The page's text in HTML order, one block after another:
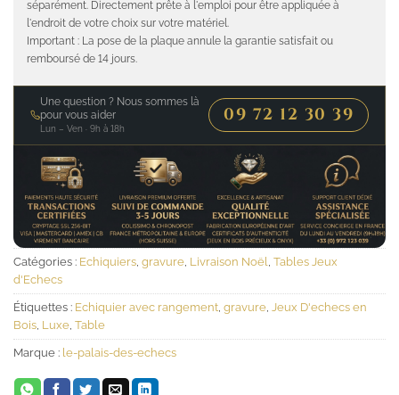
séparément. Directement prête à l'emploi pour être appliquée à
l'endroit de votre choix sur votre matériel.
Important : La pose de la plaque annule la garantie satisfait ou
remboursé de 14 jours.
Une question ? Nous sommes là
pour vous aider
Lun – Ven · 9h à 18h
09 72 12 30 39
Catégories : Echiquiers gravure Livraison Noël Tables Jeux
d'Echecs
Étiquettes : Echiquier avec rangement gravure Jeux D'echecs en
Bois Luxe Table
Marque : le-palais-des-echecs